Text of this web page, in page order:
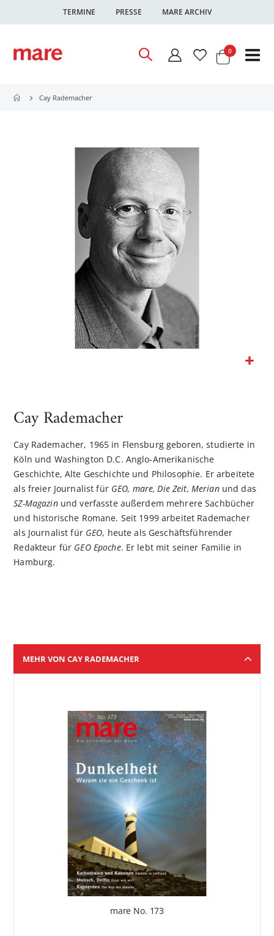
TERMINE PRESSE MARE ARCHIV
Warenkorb
0Artikel
Cay Rademacher
Bildgalerie
Cay Rademacher
Cay Rademacher, 1965 in Flensburg geboren, studierte in
Köln und Washington D.C. Anglo-Amerikanische
Geschichte, Alte Geschichte und Philosophie. Er arbeitete
als freier Journalist für GEO, mare, Die Zeit, Merianund das
SZ-Magazinund verfasste außerdem mehrere Sachbücher
und historische Romane. Seit 1999 arbeitet Rademacher
als Journalist fürGEO, heute als Geschäftsführender
Redakteur für GEO Epoche. Er lebt mit seiner Familie in
Hamburg.
MEHR VON CAY RADEMACHER
mare No. 173